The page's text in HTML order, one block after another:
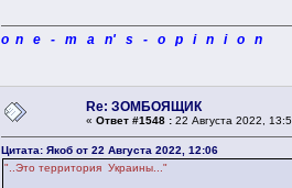
o n e - m a n' s - o p i n i o n
Re: ЗОМБОЯЩИК
« Ответ #1548 : 22 Августа 2022,
Цитата: Якоб от 22 Августа 2022, 12:06
"..Это территория Украины..."